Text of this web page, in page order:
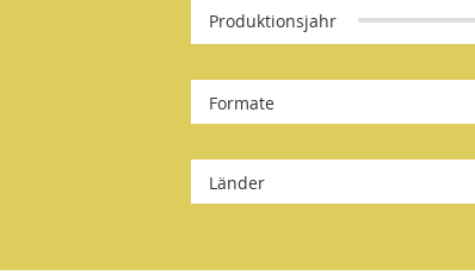
Produktionsjahr
Formate
Länder